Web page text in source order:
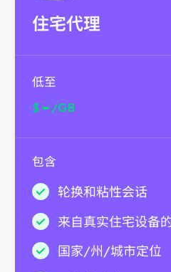
住宅代理
低至
$- /GB
包含
轮换和粘性会话
来自真实住宅设备
国家/州/城市定位